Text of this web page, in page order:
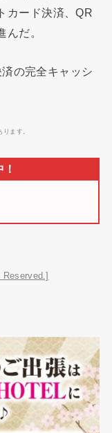
カード決済、QR
だ。
の完全キャッシ
ます。